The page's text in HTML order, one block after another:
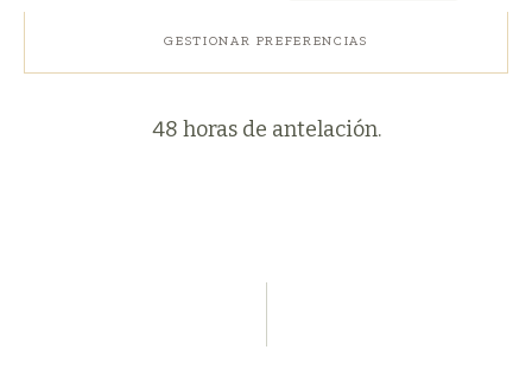
por persona.
48 horas de antelación.
GESTIONAR PREFERENCIAS